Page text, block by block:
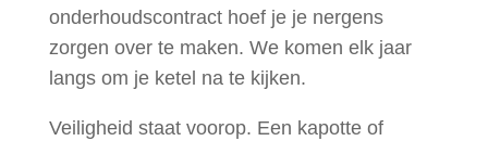
onderhoudscontract hoef je je nergens
zorgen over te maken. We komen elk jaar
langs om je ketel na te kijken.
Veiligheid staat voorop. Een kapotte of